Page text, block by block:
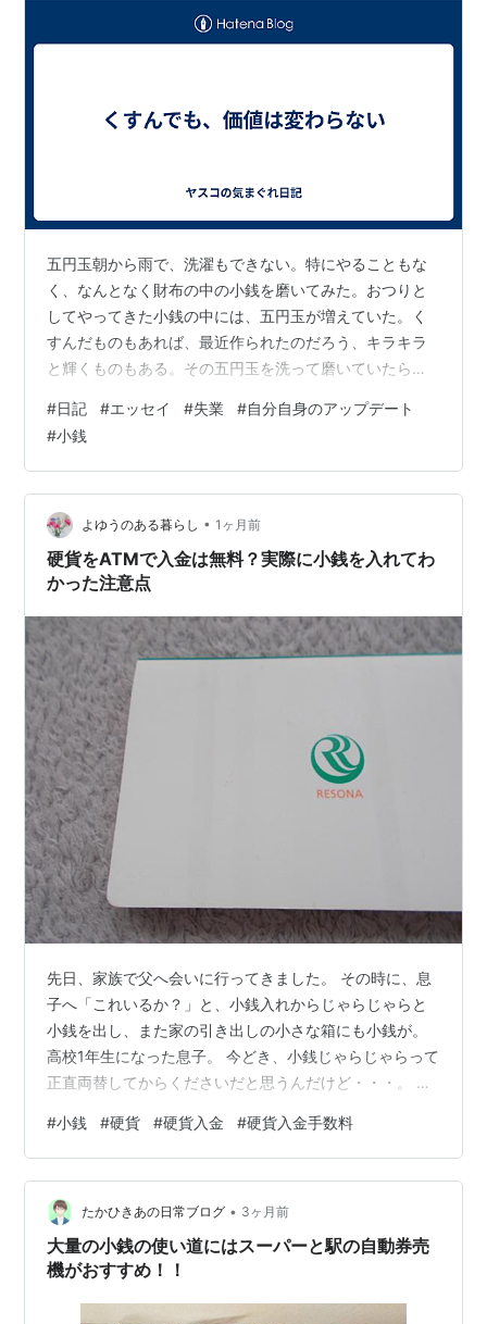
五円玉朝から雨で、洗濯もできない。特にやることもな
く、なんとなく財布の中の小銭を磨いてみた。おつりと
してやってきた小銭の中には、五円玉が増えていた。く
すんだものもあれば、最近作られたのだろう、キラキラ
と輝くものもある。その五円玉を洗って磨いていたら、
から何年経つのかは知らないけれど、令和4年のキラキラ
した五円玉も、昭和36年の五円玉も、価値は同じ五円で
ある。当たり前のことなのだけれど、新しいものは何も
しなくても輝いているし、長い年月を経たものは少しく
すんでいる。人間と一緒だな。そんなことを思った。職
探しをしていると、いつの間にか年齢を気にする…
#日記 #エッセイ #失業 #自分自身のアップデート
#小銭
よゆうのある暮らし • 1ヶ月前
硬貨をATMで入金は無料？実際に小銭を入れてわ
かった注意点
先日、家族で父へ会いに行ってきました。 その時に、息
子へ「これいるか？」と、小銭入れからじゃらじゃらと
小銭を出し、また家の引き出しの小さな箱にも小銭が。
高校1年生になった息子。 今どき、小銭じゃらじゃらって
正直両替してからくださいだと思うんだけど・・・。 １
いありました。 枚数で、150枚くらいだったかな。 もち
ろん、お金なので、ありがたく頂戴しましたが、父、小
銭を出すのがめんどくさいらしい。 特に、レジの人がい
る場合、小銭を出すのが嫌みたい。 で、どんどんたまる
ようです。 けど、使わないと減らないし、何より頭の活
性化にならない。 いろ…
#小銭 #硬貨 #硬貨入金 #硬貨入金手数料
たかひきあの日常ブログ • 3ヶ月前
大量の小銭の使い道にはスーパーと駅の自動券売
機がおすすめ！！